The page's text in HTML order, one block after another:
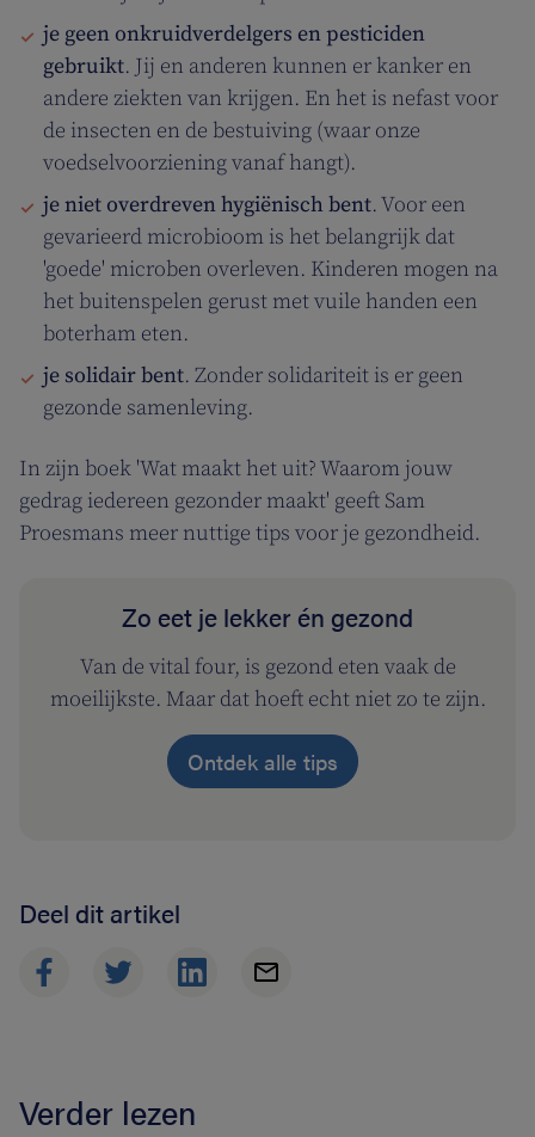
je geen onkruidverdelgers en pesticiden
gebruikt. Jij en anderen kunnen er kanker en
andere ziekten van krijgen. En het is nefast voor
de insecten en de bestuiving (waar onze
voedselvoorziening vanaf hangt).
je niet overdreven hygiënisch bent. Voor een
gevarieerd microbioom is het belangrijk dat
'goede' microben overleven. Kinderen mogen na
het buitenspelen gerust met vuile handen een
boterham eten.
je solidair bent. Zonder solidariteit is er geen
gezonde samenleving.
In zijn boek 'Wat maakt het uit? Waarom jouw
gedrag iedereen gezonder maakt' geeft Sam
Proesmans meer nuttige tips voor je gezondheid.
Zo eet je lekker én gezond
Van de vital four, is gezond eten vaak de
moeilijkste. Maar dat hoeft echt niet zo te zijn.
Ontdek alle tips
Deel dit artikel
Verder lezen